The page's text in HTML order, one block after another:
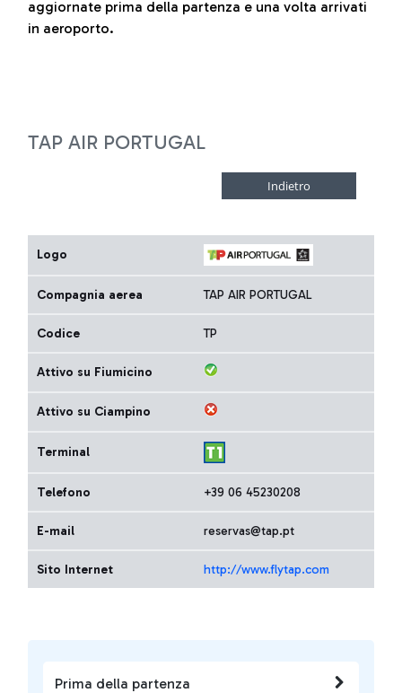
Prima della partenza
aggiornate prima della partenza e una volta arrivati
in aeroporto.
TAP AIR PORTUGAL
Logo
Compagnia aerea TAP AIR PORTUGAL
Codice TP
Attivo su Fiumicino
Attivo su Ciampino
Terminal
Telefono +39 06 45230208
E-mail reservas@tap.pt
Sito Internet http://www.flytap.com